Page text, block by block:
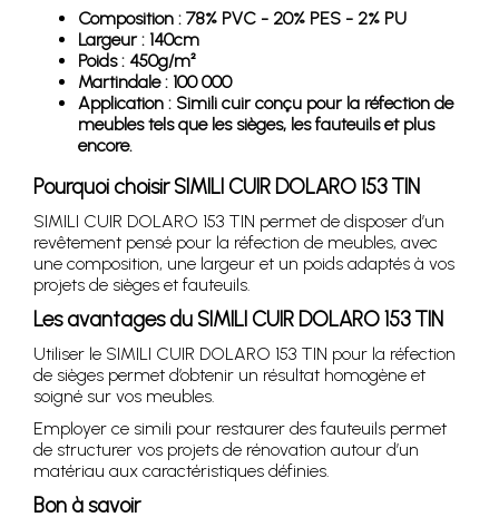
Composition : 78% PVC - 20% PES - 2% PU
Largeur : 140cm
Poids : 450g/m²
Martindale : 100 000
Application : Simili cuir conçu pour la réfection de
meubles tels que les sièges, les fauteuils et plus
encore.
Pourquoi choisir SIMILI CUIR DOLARO 153 TIN
SIMILI CUIR DOLARO 153 TIN permet de disposer d’un
revêtement pensé pour la réfection de meubles, avec
une composition, une largeur et un poids adaptés à vos
projets de sièges et fauteuils.
Les avantages du SIMILI CUIR DOLARO 153 TIN
Utiliser le SIMILI CUIR DOLARO 153 TIN pour la réfection
de sièges permet d’obtenir un résultat homogène et
soigné sur vos meubles.
Employer ce simili pour restaurer des fauteuils permet
de structurer vos projets de rénovation autour d’un
matériau aux caractéristiques définies.
Bon à savoir